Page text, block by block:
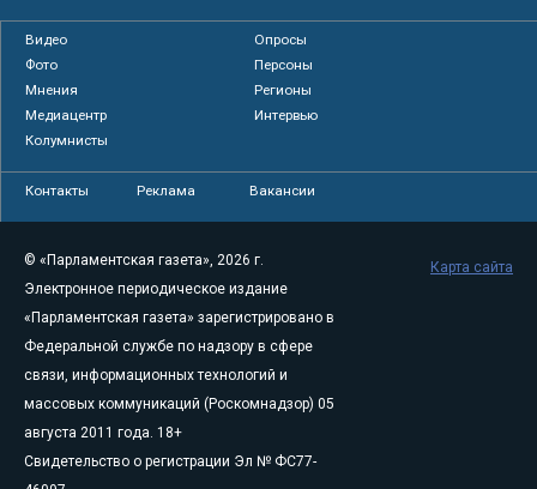
Видео
Опросы
Фото
Персоны
Мнения
Регионы
Медиацентр
Интервью
Колумнисты
Контакты Реклама Вакансии
© «Парламентская газета», 2026 г.
Электронное периодическое издание
«Парламентская газета» зарегистрировано в
Федеральной службе по надзору в сфере
связи, информационных технологий и
массовых коммуникаций (Роскомнадзор) 05
августа 2011 года. 18+
Свидетельство о регистрации Эл № ФС77-
Карта сайта